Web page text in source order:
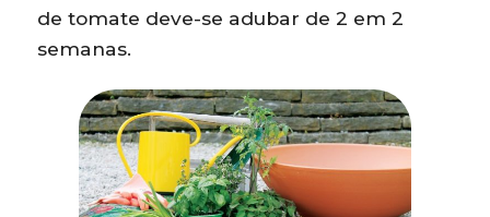
de tomate deve-se adubar de 2 em 2
semanas.